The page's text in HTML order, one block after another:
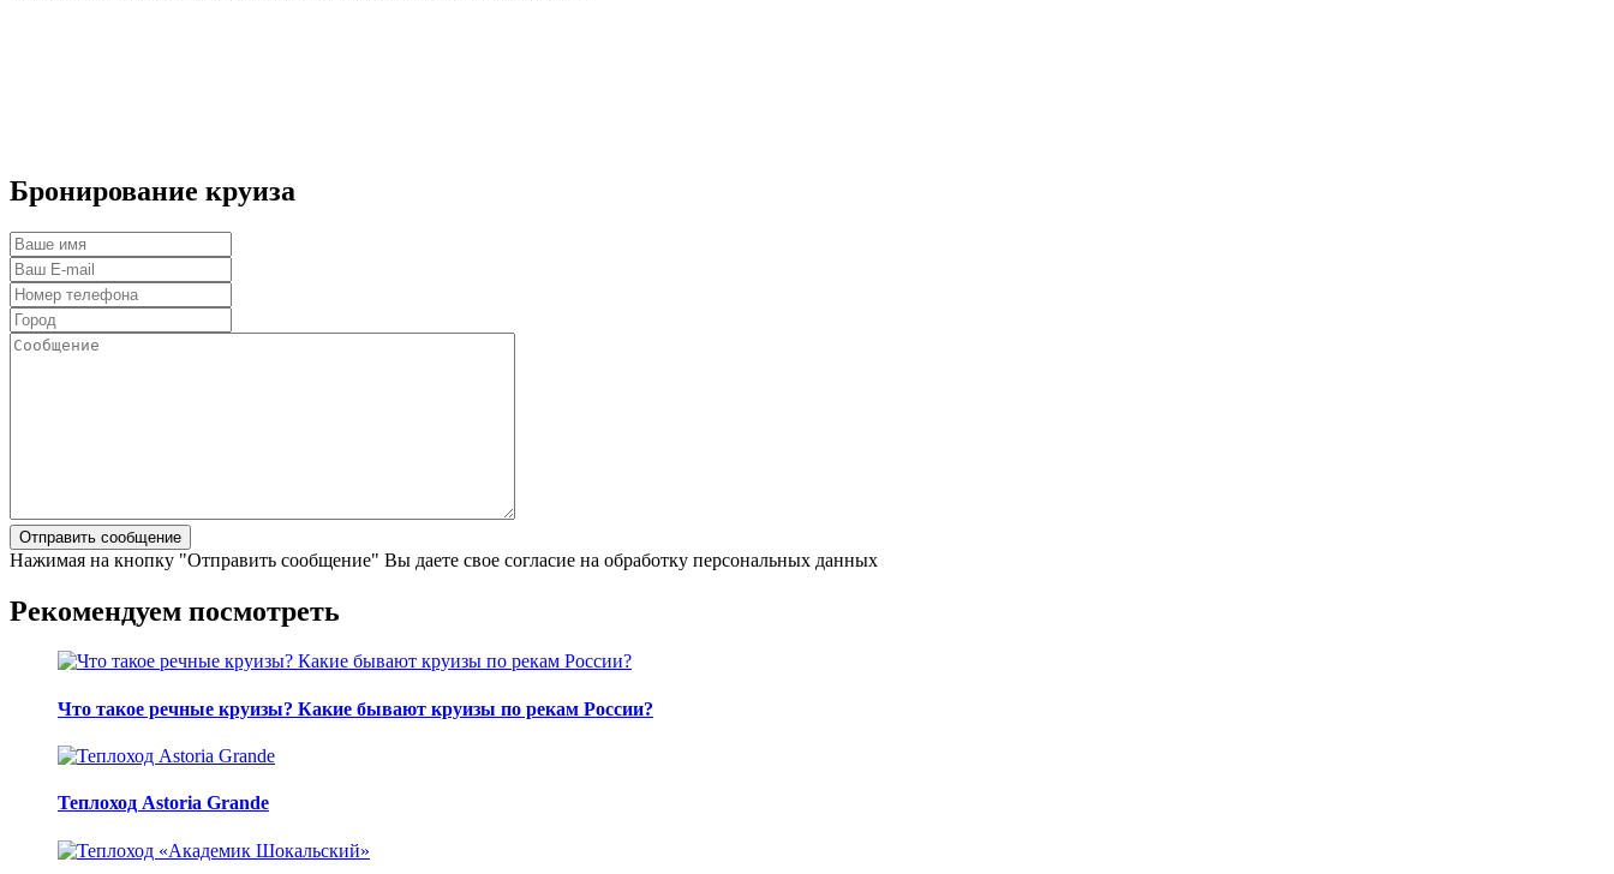
Бронирование круиза
Нажимая на кнопку "Отправить сообщение" Вы даете свое согласие на обработку персональных данных
Рекомендуем посмотреть
Что такое речные круизы? Какие бывают круизы по рекам России?
Теплоход Astoria Grande